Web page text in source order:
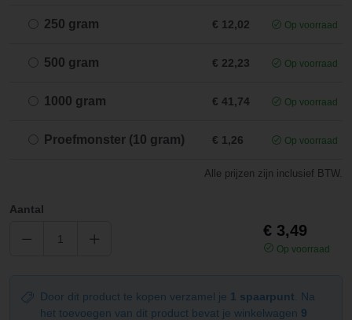
250 gram € 12,02 Op voorraad
500 gram € 22,23 Op voorraad
1000 gram € 41,74 Op voorraad
Proefmonster (10 gram) € 1,26 Op voorraad
Alle prijzen zijn inclusief BTW.
Aantal
€ 3,49
Op voorraad
Door dit product te kopen verzamel je 1 spaarpunt . Na
het toevoegen van dit product bevat je winkelwagen 9